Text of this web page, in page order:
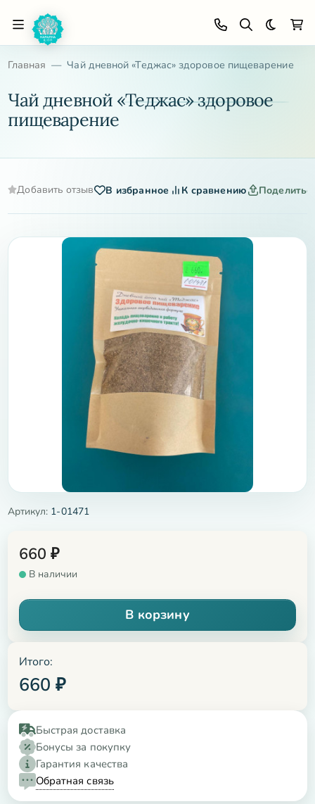
Темная
Главная Чай дневной «Теджас» здоровое пищеварение
Чай дневной «Теджас» здоровое
пищеварение
Добавить отзыв В избранное К сравнению
Артикул: 1-01471
660 ₽
В наличии
В корзину
Итого:
660 ₽
Быстрая доставка
Бонусы за покупку
Гарантия качества
Обратная связь